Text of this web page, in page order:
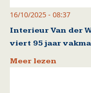
16/10/2025 - 08:37
Interieur Van der
viert 95 jaar
Meer lezen